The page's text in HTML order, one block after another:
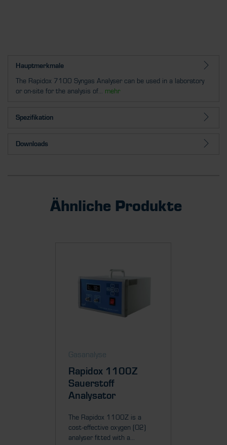
Hauptmerkmale
The Rapidox 7100 Syngas Analyser can be used in a laboratory
or on-site for the analysis of... mehr
Spezifikation
Downloads
Ähnliche Produkte
Gasanalyse
Rapidox 1100Z
Sauerstoff
Analysator
The Rapidox 1100Z is a
cost-effective oxygen (O2)
analyser fitted with a...